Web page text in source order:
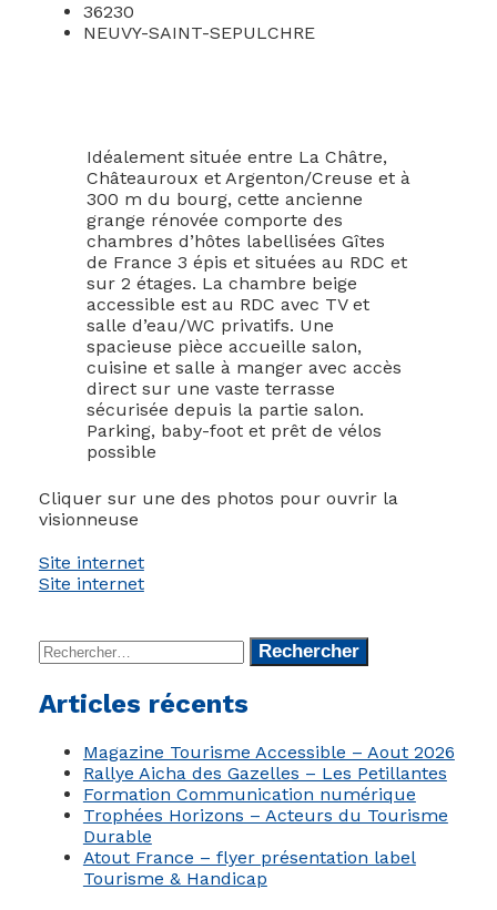
36230
NEUVY-SAINT-SEPULCHRE
Idéalement située entre La Châtre,
Châteauroux et Argenton/Creuse et à
300 m du bourg, cette ancienne
grange rénovée comporte des
chambres d’hôtes labellisées Gîtes
de France 3 épis et situées au RDC et
sur 2 étages. La chambre beige
accessible est au RDC avec TV et
salle d’eau/WC privatifs. Une
spacieuse pièce accueille salon,
cuisine et salle à manger avec accès
direct sur une vaste terrasse
sécurisée depuis la partie salon.
Parking, baby-foot et prêt de vélos
possible
Cliquer sur une des photos pour ouvrir la
visionneuse
Site internet
Site internet
Rechercher :
Articles récents
Magazine Tourisme Accessible – Aout 2026
Rallye Aicha des Gazelles – Les Petillantes
Formation Communication numérique
Trophées Horizons – Acteurs du Tourisme
Durable
Atout France – flyer présentation label
Tourisme & Handicap